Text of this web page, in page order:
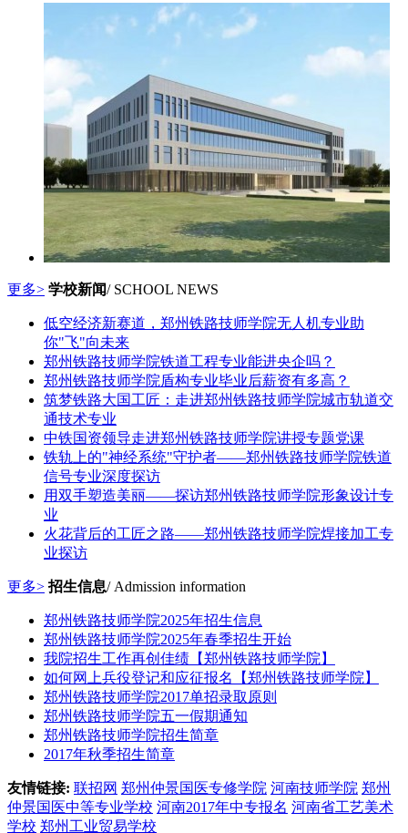
更多> 学校新闻/ SCHOOL NEWS
低空经济新赛道，郑州铁路技师学院无人机专业助
你"飞"向未来
郑州铁路技师学院铁道工程专业能进央企吗？
郑州铁路技师学院盾构专业毕业后薪资有多高？
筑梦铁路大国工匠：走进郑州铁路技师学院城市轨道交
通技术专业
中铁国资领导走进郑州铁路技师学院讲授专题党课
铁轨上的"神经系统"守护者——郑州铁路技师学院铁道
信号专业深度探访
用双手塑造美丽——探访郑州铁路技师学院形象设计专
业
火花背后的工匠之路——郑州铁路技师学院焊接加工专
业探访
更多> 招生信息/ Admission information
郑州铁路技师学院2025年招生信息
郑州铁路技师学院2025年春季招生开始
我院招生工作再创佳绩【郑州铁路技师学院】
如何网上兵役登记和应征报名【郑州铁路技师学院】
郑州铁路技师学院2017单招录取原则
郑州铁路技师学院五一假期通知
郑州铁路技师学院招生简章
2017年秋季招生简章
友情链接: 联招网 郑州仲景国医专修学院 河南技师学院 郑州
仲景国医中等专业学校 河南2017年中专报名 河南省工艺美术
学校 郑州工业贸易学校